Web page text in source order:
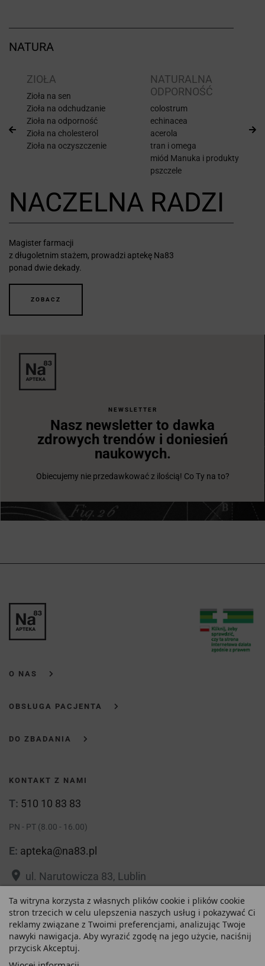
39,41 zł
NATURA
ZIOŁA
Zioła na sen
Zioła na odchudzanie
Zioła na odporność
Zioła na cholesterol
Zioła na oczyszczenie
NATURALNA
ODPORNOŚĆ
colostrum
echinacea
acerola
tran i omega
miód Manuka i produkty
pszczele
NACZELNA RADZI
Magister farmacji
z długoletnim stażem, prowadzi aptekę Na83
ponad dwie dekady.
ZOBACZ
NEWSLETTER
Nasz newsletter to dawka
zdrowych trendów i doniesień
naukowych.
Obiecujemy nie przedawkować z ilością! Co Ty na to?
O NAS
OBSŁUGA PACJENTA
DO ZBADANIA
KONTAKT Z NAMI
T: 510 10 83 83
PN - PT (8.00 - 16.00)
E: apteka@na83.pl
place ul. Narutowicza 83, Lublin
placeul. 1 Maja 36, Lublin
Ta witryna korzysta z własnych plików cookie i plików cookie
stron trzecich w celu ulepszenia naszych usług i pokazywać Ci
reklamy związane z Twoimi preferencjami, analizując Twoje
nawyki nawigacja. Aby wyrazić zgodę na jego użycie, naciśnij
przycisk Akceptuj.